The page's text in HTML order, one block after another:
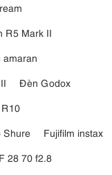
R5 Mark II
Đèn Godox
Shure
Fujifilm instax
28 70 f2.8